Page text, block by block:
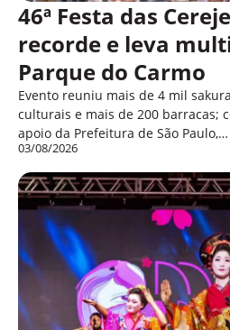
46ª Festa das
recorde e leva
Parque do Carmo
Evento reuniu mais de 4 mil
culturais e mais de 200 barracas;
apoio da Prefeitura de São Paulo,…
03/08/2026